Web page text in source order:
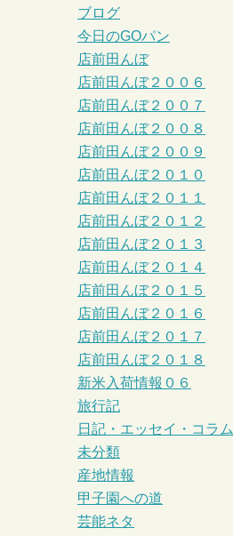
ブログ
今日のGOパン
店前田んぼ
店前田んぼ２００６
店前田んぼ２００７
店前田んぼ２００８
店前田んぼ２００９
店前田んぼ２０１０
店前田んぼ２０１１
店前田んぼ２０１２
店前田んぼ２０１３
店前田んぼ２０１４
店前田んぼ２０１５
店前田んぼ２０１６
店前田んぼ２０１７
店前田んぼ２０１８
新米入荷情報０６
旅行記
日記・エッセイ・コラム
未分類
産地情報
甲子園への道
芸能ネタ